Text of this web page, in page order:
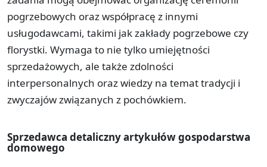
pogrzebowych oraz współpracę z innymi
usługodawcami, takimi jak zakłady pogrzebowe czy
florystki. Wymaga to nie tylko umiejętności
sprzedażowych, ale także zdolności
interpersonalnych oraz wiedzy na temat tradycji i
zwyczajów związanych z pochówkiem.
Sprzedawca detaliczny artykułów gospodarstwa
domowego